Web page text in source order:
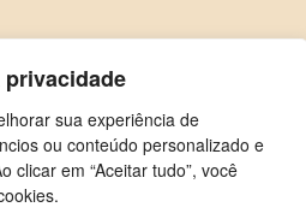
privacidade
sua experiência de
ou conteúdo personalizado e
clicar em “Aceitar tudo”, você